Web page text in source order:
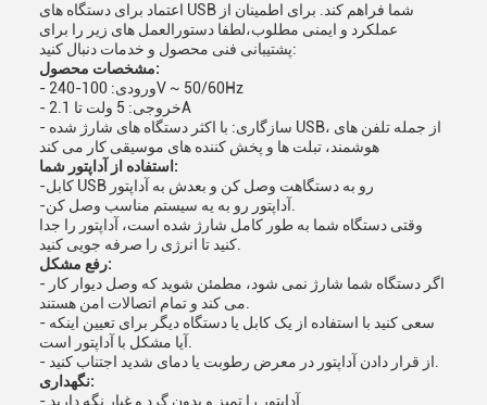
اعتماد برای دستگاه های USB شما فراهم کند. برای اطمینان از
عملکرد و ایمنی مطلوب،لطفا دستورالعمل های زیر را برای
پشتیبانی فنی محصول و خدمات دنبال کنید:
مشخصات محصول:
- ورودی: 100-240V ~ 50/60Hz
- خروجی: 5 ولت تا 2.1A
- سازگاری: با اکثر دستگاه های شارژ شده USB، از جمله تلفن های
هوشمند، تبلت ها و پخش کننده های موسیقی کار می کند
استفاده از آداپتور شما:
-کابل USB رو به دستگاهت وصل کن و بعدش به آداپتور
وقتی دستگاه شما به طور کامل شارژ شده است، آداپتور را جدا
رفع مشکل:
- اگر دستگاه شما شارژ نمی شود، مطمئن شوید که وصل دیوار کار
- سعی کنید با استفاده از یک کابل یا دستگاه دیگر برای تعیین اینکه
نگهداری: